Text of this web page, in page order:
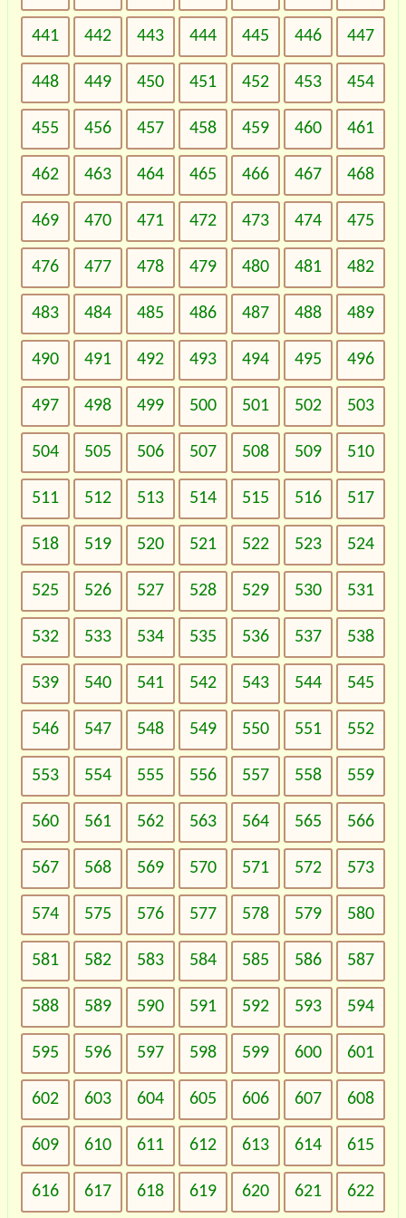
441 442 443 444 445 446 447
448 449 450 451 452 453 454
455 456 457 458 459 460 461
462 463 464 465 466 467 468
469 470 471 472 473 474 475
476 477 478 479 480 481 482
483 484 485 486 487 488 489
490 491 492 493 494 495 496
497 498 499 500 501 502 503
504 505 506 507 508 509 510
511 512 513 514 515 516 517
518 519 520 521 522 523 524
525 526 527 528 529 530 531
532 533 534 535 536 537 538
539 540 541 542 543 544 545
546 547 548 549 550 551 552
553 554 555 556 557 558 559
560 561 562 563 564 565 566
567 568 569 570 571 572 573
574 575 576 577 578 579 580
581 582 583 584 585 586 587
588 589 590 591 592 593 594
595 596 597 598 599 600 601
602 603 604 605 606 607 608
609 610 611 612 613 614 615
616 617 618 619 620 621 622